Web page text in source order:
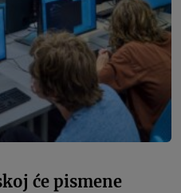
će pismene